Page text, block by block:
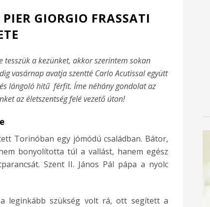
GIORGIO FRASSATI
tesszük a kezünket, akkor szerintem sokan
vasárnap avatja szentté Carlo Acutissal együtt
lángoló hitű férfit. Íme néhány gondolat az
az életszentség felé vezető úton!
Torinóban egy jómódú családban. Bátor,
bonyolította túl a vallást, hanem egész
Szent II. János Pál pápa a nyolc
leginkább szükség volt rá, ott segített a